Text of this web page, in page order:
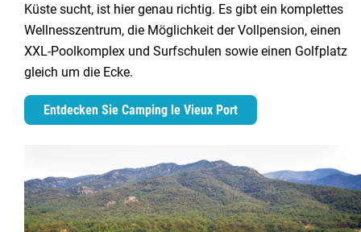
Küste sucht, ist hier genau richtig. Es gibt ein komplettes
Wellnesszentrum, die Möglichkeit der Vollpension, einen
XXL-Poolkomplex und Surfschulen sowie einen Golfplatz
gleich um die Ecke.
Entdecken Sie Camping le Vieux Port